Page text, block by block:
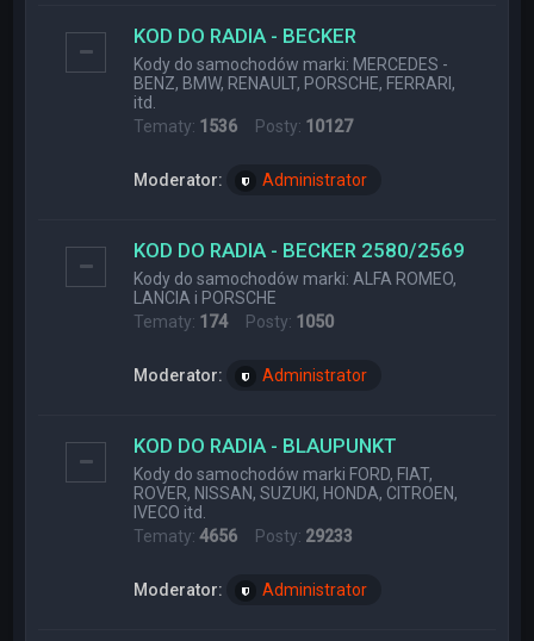
KOD DO RADIA - BECKER
Kody do samochodów marki: MERCEDES -
BENZ, BMW, RENAULT, PORSCHE, FERRARI,
itd.
Tematy: 1536 Posty: 10127
Moderator: Administrator
KOD DO RADIA - BECKER 2580/2569
Kody do samochodów marki: ALFA ROMEO,
LANCIA i PORSCHE
Tematy: 174Posty: 1050
Moderator: Administrator
KOD DO RADIA - BLAUPUNKT
Kody do samochodów marki FORD, FIAT,
ROVER, NISSAN, SUZUKI, HONDA, CITROEN,
IVECO itd.
Tematy:4656 Posty: 29233
Moderator: Administrator